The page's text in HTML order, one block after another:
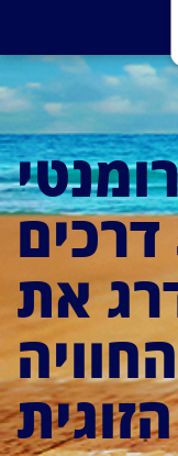
- 5 דרכים
את
החוויה
הזוגית